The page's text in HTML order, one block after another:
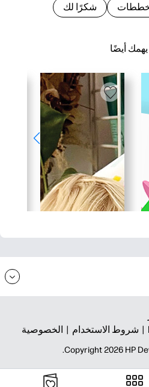
أيضًا
شكرًا لك
شروط الاستخدام | الخصوصية